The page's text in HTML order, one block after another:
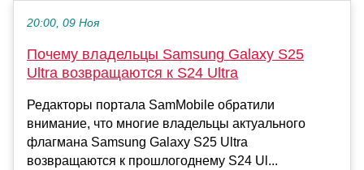
20:00, 09 Ноя
Почему владельцы Samsung Galaxy S25
Ultra возвращаются к S24 Ultra
Редакторы портала SamMobile обратили
внимание, что многие владельцы актуального
флагмана Samsung Galaxy S25 Ultra
возвращаются к прошлогоднему S24 Ul...